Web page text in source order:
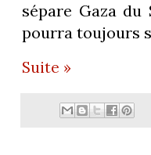
sépare Gaza du
pourra toujours
Suite »